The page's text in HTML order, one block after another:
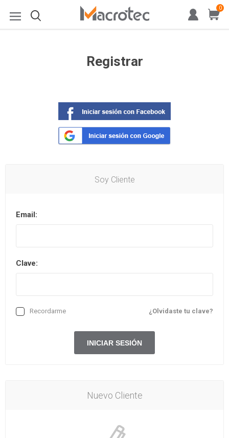
0
Registrar
Soy Cliente
Email:
Clave:
¿Olvidaste tu clave?
Recordarme
Nuevo Cliente